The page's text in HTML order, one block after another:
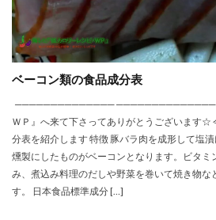
ベーコン類の食品成分表
────────────── ────────────── 毎
ＷＰ』へ来て下さってありがとうございます☆
分表を紹介します 特徴 豚バラ肉を成形して塩
燻製にしたものがベーコンとなります。ビタミ
み、煮込み料理のだしや野菜を巻いて焼き物な
す。 日本食品標準成分 […]